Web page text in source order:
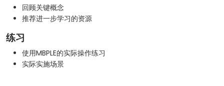
回顾关键概念
推荐进一步学习的资源
练习
使用MBPLE的实际操作练习
实际实施场景